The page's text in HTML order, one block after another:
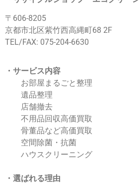
〒606-8205
京都市北区紫竹西高縄町68 2F
TEL/FAX: 075-204-6630
・サービス内容
お部屋まるごと整理
遺品整理
店舗撤去
不用品回収高価買取
骨董品など高価買取
空間除菌・抗菌
ハウスクリーニング
・ 選ばれる理由